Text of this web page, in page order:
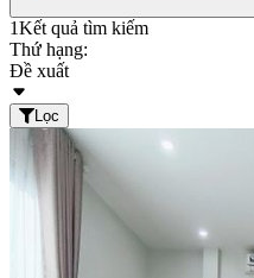
1Kết quả tìm kiếm
Thứ hạng:
Đề xuất
Lọc